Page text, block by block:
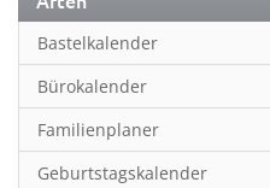
Familienplaner
Fantasy
Film
Fotokunst
Bastelkalender
Bürokalender
Familienplaner
Geburtstagskalender